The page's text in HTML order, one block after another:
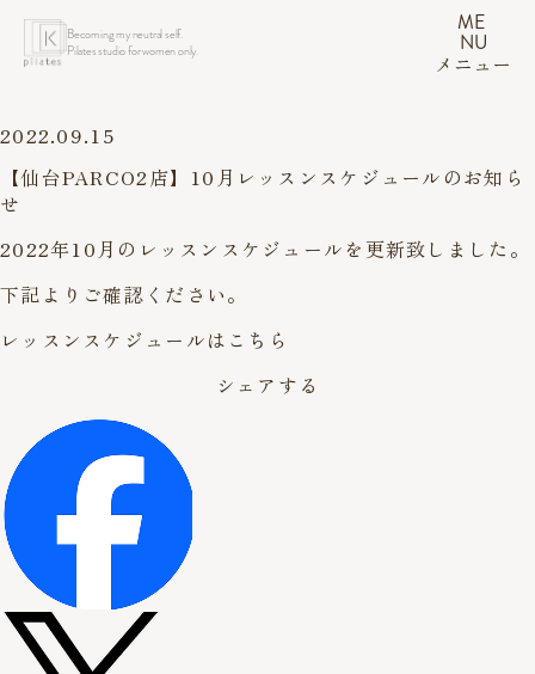
Becoming my neutral self.
Pilates studio for women only.
ME
NU
メニュー
2022.09.15
【仙台PARCO2店】10月レッスンスケジュールのお知ら
せ
2022年10月のレッスンスケジュールを更新致しました。
下記よりご確認ください。
レッスンスケジュールはこちら
シェアする